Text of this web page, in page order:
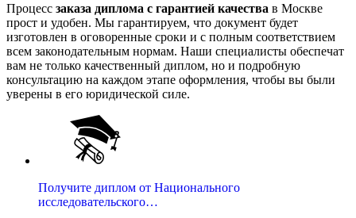
Процесс заказа диплома с гарантией качества в Москве
прост и удобен. Мы гарантируем, что документ будет
изготовлен в оговоренные сроки и с полным соответствием
всем законодательным нормам. Наши специалисты обеспечат
вам не только качественный диплом, но и подробную
консультацию на каждом этапе оформления, чтобы вы были
уверены в его юридической силе.
Получите диплом от Национального
исследовательского…